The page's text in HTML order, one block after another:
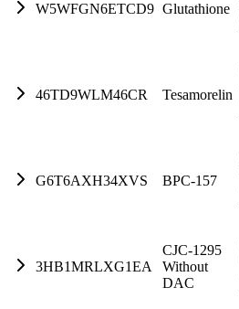
W5WFGN6ETCD9 Glutathione
46TD9WLM46CR Tesamorelin
G6T6AXH34XVS BPC-157
3HB1MRLXG1EA
CJC-1295
Without
DAC